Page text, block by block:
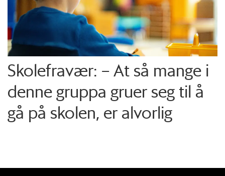
Skolefravær: – At så mange i
denne gruppa gruer seg til å
gå på skolen, er alvorlig